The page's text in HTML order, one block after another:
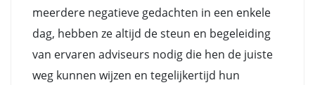
meerdere negatieve gedachten in een enkele
dag, hebben ze altijd de steun en begeleiding
van ervaren adviseurs nodig die hen de juiste
weg kunnen wijzen en tegelijkertijd hun